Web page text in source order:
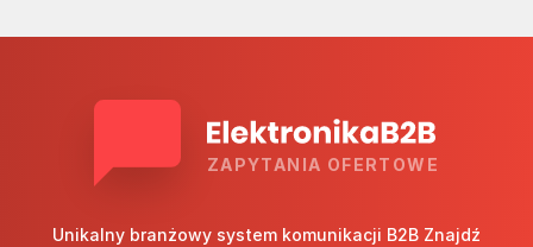
ZAPYTANIA OFERTOWE
Unikalny branżowy system komunikacji B2B Znajdź